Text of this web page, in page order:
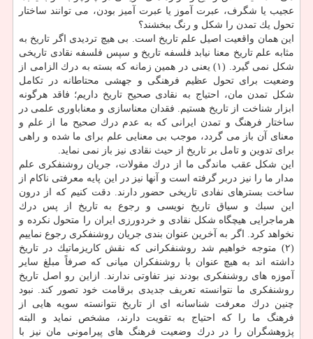
عجیب یا شگرف، عبرت آموز یا عبرت آمیز بودن، می توانند ساختار
تحول یك تمدن را شكل و رنگ ببخشند؟
این همان واقعیت اصیل علم تاریخ است. بی هیچ تردیدی اگر تاریخ به
مثابه علم تاریخ معنا نیابد فلسفه تاریخ و سپس فلسفه نقادی تاریخی
شكل نمی گیرد. (۱) یعنی در همین زمانه كه بسته به درك الزامی از
وضعیت برای تحول عظیم فرهنگی و جهشی محتاطانه در تكامل
شكل تمدن مان، احتیاج به نقادی صحیح تاریخ داریم؛ فاقد هرگونه
ابزار شناخت از تاریخ هستیم. فقدان معناسازی و معناباوری علمی در
ساختار فرهنگ و تمدن ایرانی كه به عدم درك صحیح ما از علم و
معنای آن باز می گردد، موجب بی معنایی علم برای ما شده و راهی
برای تدوین و تامل بر تاریخ از حیث نقادی نیز باز نمی نماید.
این شكل عقب ماندگی ما از درك مقولات، جریان روشنفكری علم
مدار ما را نیز دربر گرفته است و آنها نیز در این پایه معرفتی ناكام از
ساخت بسترهای نفادی تاریخی حضور دارند. دقت كنیم كه از درون
این سبك و سیاق تاریخ نویسی و رجوع به تاریخ از پس درك
هرماجرایی هیچگاه شكل نقادی و خردورزی ایران را متحول نكرده و
نخواهد كرد. اگر به آخرین عنوان بندی جریان روشنفكری رجوع نماییم
(۲) متوجه خواهیم شد روشنفكرانی كه نقش كاریزماتیك در تاریخ
داشته اند به هیچ عنوان با روشنفكران میانی كه صرفاً مبلغ سایر
آموزه های روشنفكری بودند نیز تفاوتی ندارند. ازاین رو اصل تاریخ
روشنفكری ما نتوانسته تعریف جدیدی برقامت خود تصور كند. نبود
چنین درك معرفت شناسانه ای از تاریخ نتوانسته سویه هایی از
فرهنگ ما را كه احتیاج به تقویت دارند، مشخص نماید و البته
پژوهشگران را در درك وضعیت فرهنگ های پیرامونی مان نیز با